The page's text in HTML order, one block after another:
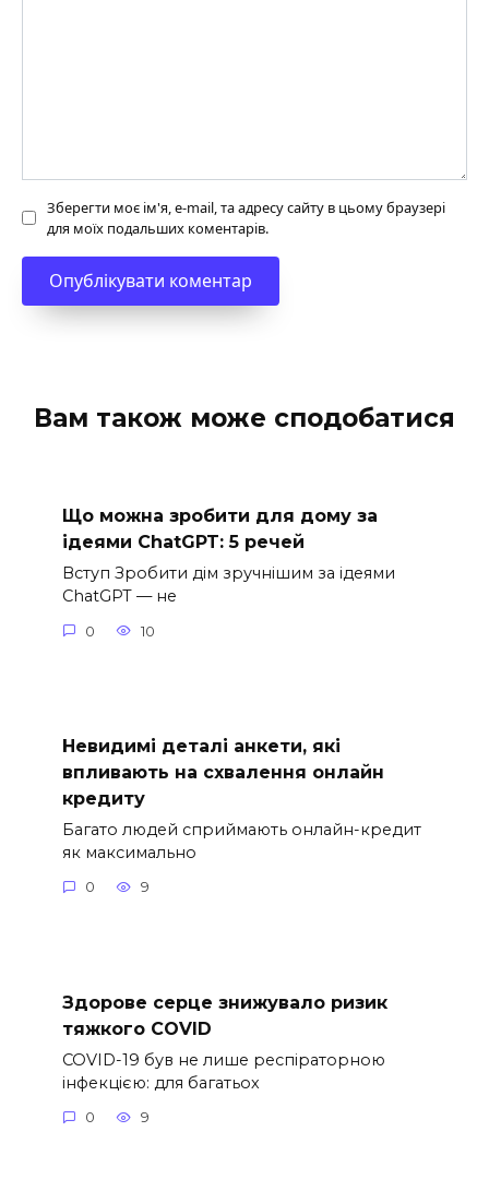
Зберегти моє ім'я, e-mail, та адресу сайту в цьому браузері
для моїх подальших коментарів.
Вам також може сподобатися
Що можна зробити для дому за
ідеями ChatGPT: 5 речей
Вступ Зробити дім зручнішим за ідеями
ChatGPT — не
0 10
Невидимі деталі анкети, які
впливають на схвалення онлайн
кредиту
Багато людей сприймають онлайн-кредит
як максимально
0 9
Здорове серце знижувало ризик
тяжкого COVID
COVID-19 був не лише респіраторною
інфекцією: для багатьох
0 9